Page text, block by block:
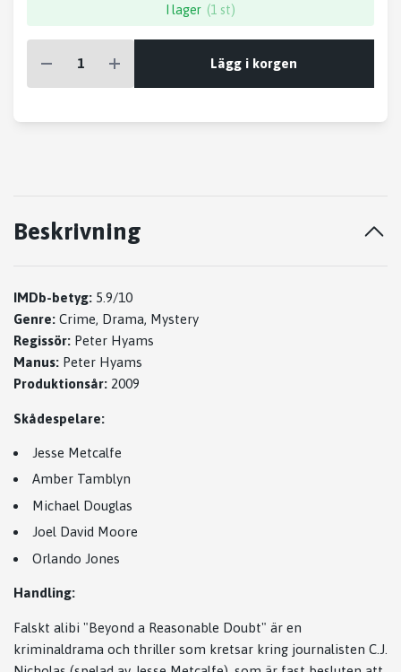
I lager (1 st)
Lägg i korgen
Beskrivning
IMDb-betyg: 5.9/10
Genre: Crime, Drama, Mystery
Regissör: Peter Hyams
Manus: Peter Hyams
Produktionsår: 2009
Skådespelare:
Jesse Metcalfe
Amber Tamblyn
Michael Douglas
Joel David Moore
Orlando Jones
Handling:
Falskt alibi "Beyond a Reasonable Doubt" är en
kriminaldrama och thriller som kretsar kring journalisten C.J.